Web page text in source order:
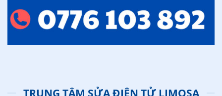
TRUNG TÂM SỬA ĐIỆN TỬ LIMOSA